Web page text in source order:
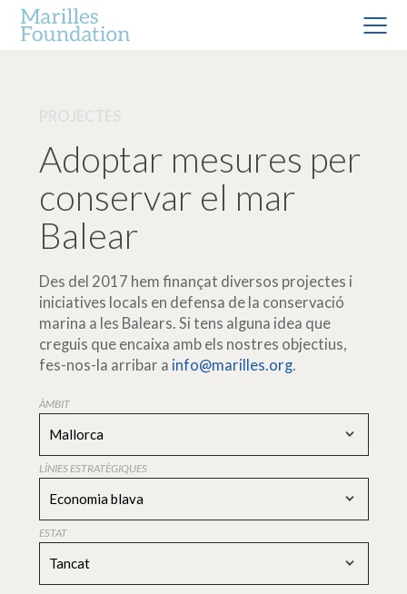
Adoptar mesures per
conservar el mar
Balear
Des del 2017 hem finançat diversos projectes i
iniciatives locals en defensa de la conservació
marina a les Balears. Si tens alguna idea que
creguis que encaixa amb els nostres objectius,
fes-nos-la arribar a info@marilles.org.
ÀMBIT
Mallorca
LÍNIES ESTRATÈGIQUES
Economia blava
ESTAT
Tancat